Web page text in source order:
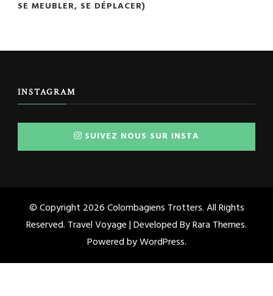
SE MEUBLER, SE DÉPLACER)
INSTAGRAM
SUIVEZ NOUS SUR INSTA
© Copyright 2026Colombagiens Trotters. All Rights
Reserved. Travel Voyage | Developed ByRara Themes.
Powered byWordPress.